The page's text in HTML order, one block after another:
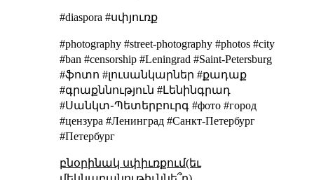
#diaspora #սփյուռք
#photography #street-photography #photos #city
#ban #censorship #Leningrad #Saint-Petersburg
#ֆոտո #լուսանկարներ #քադաք
#գրաքննություն #Լենինգրադ
#Սանկտ֊Պետերբուրգ #фото #город
#цензура #Ленинград #Санкт-Петербург
#Петербург
բնօրինակ սփիւռքում(եւ